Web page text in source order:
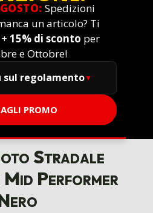
Spedizioni
un articolo? Ti
15% di sconto per
e Ottobre!
sul regolamento
PROMO
Stradale
Mid Performer